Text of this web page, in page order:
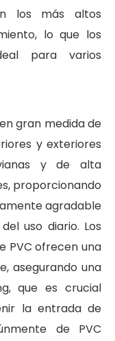
los más altos
lo que los
para varios
gran medida de
y exteriores
y de alta
proporcionando
agradable
uso diario. Los
PVC ofrecen una
asegurando una
que es crucial
la entrada de
de PVC